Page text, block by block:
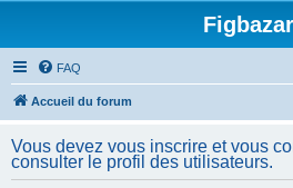
Figbazar
FAQ
Accueil du forum
Vous devez vous inscrire et vous
consulter le profil des utilisateurs.